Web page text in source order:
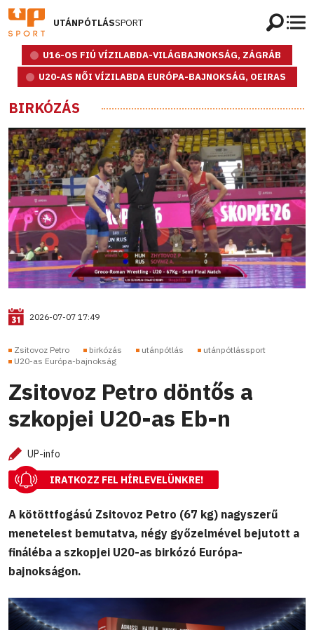
UTÁNPÓTLÁSSPORT
U16-OS FIÚ VÍZILABDA-VILÁGBAJNOKSÁG, ZÁGRÁB
U20-AS NŐI VÍZILABDA EURÓPA-BAJNOKSÁG, OEIRAS
BIRKÓZÁS
2026-07-07 17:49
Zsitovoz Petro birkózás utánpótlás
utánpótlássport
U20-as Európa-bajnokság
Zsitovoz Petro döntős a
szkopjei U20-as Eb-n
UP-info
IRATKOZZ FEL HÍRLEVELÜNKRE!
A kötöttfogású Zsitovoz Petro (67 kg) nagyszerű
menetelest bemutatva, négy győzelmével bejutott a
fináléba a szkopjei U20-as birkózó Európa-
bajnokságon.